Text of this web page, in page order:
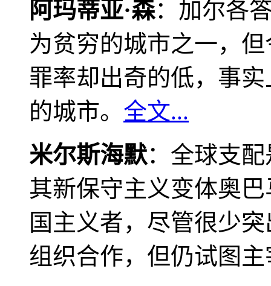
阿玛蒂亚·森：加尔各
为贫穷的城市之一，
罪率却出奇的低，事
的城市。 全文...
米尔斯海默：全球支
其新保守主义变体奥
国主义者，尽管很少
组织合作，但仍试图